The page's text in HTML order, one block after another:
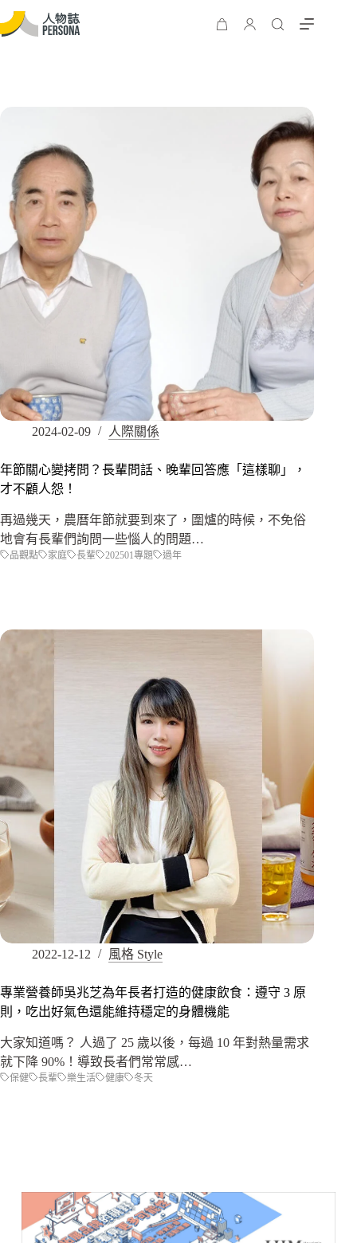
2024-02-09 人際關係
年節關心變拷問？長輩問話、晚輩回答應「這樣聊」，
才不顧人怨！
再過幾天，農曆年節就要到來了，圍爐的時候，不免俗
地會有長輩們詢問一些惱人的問題…
品觀點 家庭 長輩 202501專題 過年
2022-12-12 風格 Style
專業營養師吳兆芝為年長者打造的健康飲食：遵守 3 原
則，吃出好氣色還能維持穩定的身體機能
大家知道嗎？ 人過了 25 歲以後，每過 10 年對熱量需求
就下降 90%！導致長者們常常感…
保健 長輩 樂生活 健康 冬天